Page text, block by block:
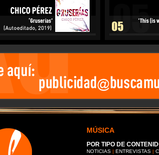
MÚSICA
POR TIPO DE
NOTICIAS | ENTREVISTAS |